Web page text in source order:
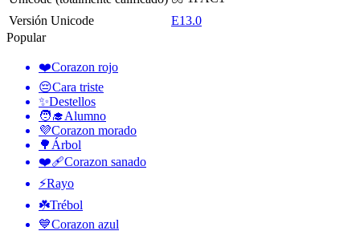
Versión Unicode
E13.0
Popular
❤️Corazon rojo
😔Cara triste
✨Destellos
🧑‍🎓Alumno
💜Corazon morado
🌳 Árbol
❤️‍🩹Corazon sanado
⚡Rayo
☘️Trébol
💙Corazon azul